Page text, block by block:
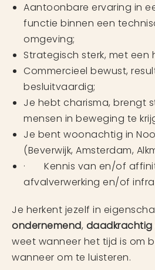
Aantoonbare ervaring in
functie binnen een
omgeving;
Strategisch sterk, met
Commercieel bewust,
besluitvaardig;
Je hebt charisma, brengt
mensen in beweging te
Je bent woonachtig in
(Beverwijk, Amsterdam,
· Kennis van en/of
afvalverwerking en/of
Je herkent jezelf in
ondernemend, daadkrachtig
weet wanneer het tijd is om
wanneer om te luisteren.